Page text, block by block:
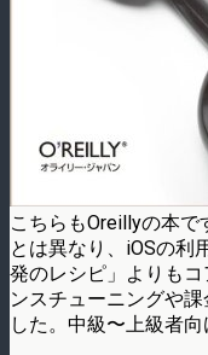
こちらもOreillyの本
とは異なり、iOSの利
発のレシピ」よりも
ンスチューニングや
した。中級〜上級者向